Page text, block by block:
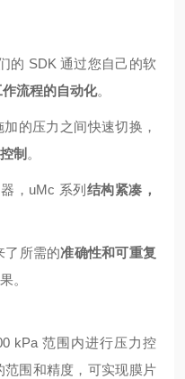
的 SDK 通过您自己的软
作流程的自动化。
的压力之间快速切换，
制 。
，uMc 系列 结构紧凑，
了所需的准确性和可重复
。
kPa 范围内进行压力控
范围和精度，可实现膜片